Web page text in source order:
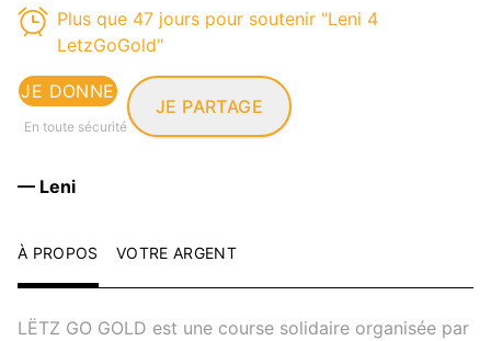
Plus que 47 jours pour soutenir "Leni 4
LetzGoGold"
JE DONNE
En toute sécurité
JE PARTAGE
— Leni
À PROPOS VOTRE ARGENT
LËTZ GO GOLD est une course solidaire organisée par